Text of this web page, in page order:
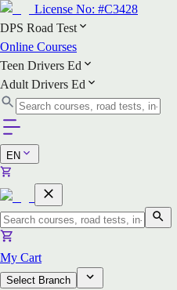
License No: #C3428
DPS Road Test
Online Courses
Teen Drivers Ed
Adult Drivers Ed
EN
My Cart
Select Branch